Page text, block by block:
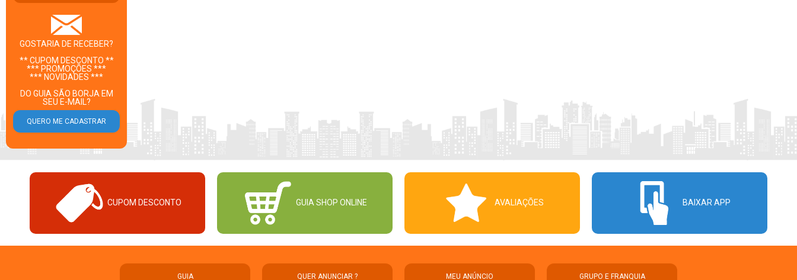
GOSTARIA DE RECEBER?
** CUPOM DESCONTO **
*** PROMOÇÕES ***
*** NOVIDADES ***
DO GUIA SÃO BORJA EM
SEU E-MAIL?
CUPOM DESCONTO GUIA SHOP ONLINE AVALIAÇÕES BAIXAR APP
GUIA QUER ANUNCIAR ? MEU ANÚNCIO GRUPO E FRANQUIA